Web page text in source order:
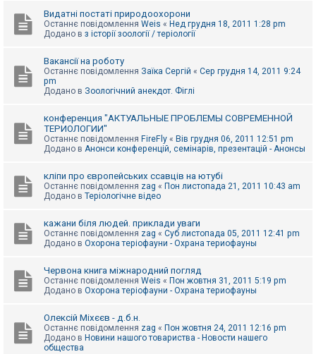
Видатні постаті природоохорони
Останнє повідомлення Weis « Нед грудня 18, 2011 1:28 pm
Додано в з історії зоології / теріології
Вакансії на роботу
Останнє повідомлення Заїка Сергій « Сер грудня 14, 2011 9:24
pm
Додано в Зоологічний анекдот. Фіглі
конференция "АКТУАЛЬНЫЕ ПРОБЛЕМЫ СОВРЕМЕННОЙ
ТЕРИОЛОГИИ"
Останнє повідомлення FireFly « Вів грудня 06, 2011 12:51 pm
Додано в Анонси конференцій, семінарів, презентацій - Анонсы
кліпи про європейських ссавців на ютубі
Останнє повідомлення zag « Пон листопада 21, 2011 10:43 am
Додано в Теріологічне відео
кажани біля людей. приклади уваги
Останнє повідомлення zag « Суб листопада 05, 2011 12:41 pm
Додано в Охорона теріофауни - Охрана териофауны
Червона книга міжнародний погляд
Останнє повідомлення Weis « Пон жовтня 31, 2011 5:19 pm
Додано в Охорона теріофауни - Охрана териофауны
Олексій Міхєєв - д.б.н.
Останнє повідомлення zag « Пон жовтня 24, 2011 12:16 pm
Додано в Новини нашого товариства - Новости нашего
общества